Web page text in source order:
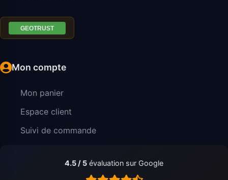
Mon compte
Mon panier
Espace client
Suivi de commande
4.5 / 5 évaluation sur Google